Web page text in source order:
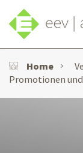
Home
Promotionen